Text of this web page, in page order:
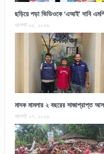
ছড়িয়ে পড়া ভিডিওকে ‘এআই’ দাবি
আগস্ট ০৮, ২০২৬
মাদক মামলার ২ বছরের সাজাপ্রাপ্ত
আগস্ট ০৭, ২০২৬